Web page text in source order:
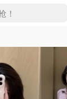
上新
大促
时失效
85折
额外叠85折
每日更新
折起+叠9折
€192